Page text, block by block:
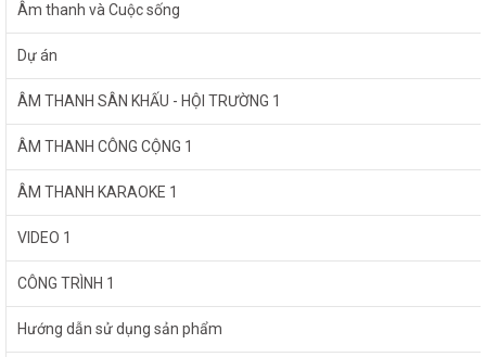
Âm thanh và Cuộc sống
Dự án
ÂM THANH SÂN KHẤU - HỘI TRƯỜNG 1
ÂM THANH CÔNG CỘNG 1
ÂM THANH KARAOKE 1
VIDEO 1
CÔNG TRÌNH 1
Hướng dẫn sử dụng sản phẩm